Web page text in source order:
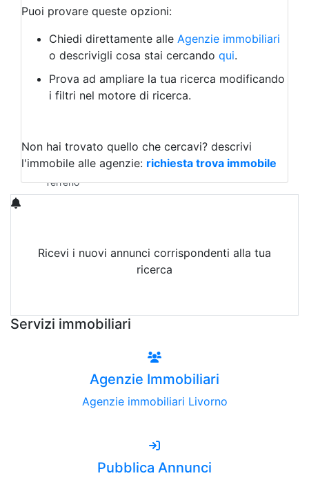
Bar/Ristorante
Albergo
Laboratorio Artigianale
Negozio/locale commerciale
Agriturismo
Magazzini
Qualsiasi
Terreno edificabile
Terreno
Puoi provare queste opzioni:
Chiedi direttamente alle Agenzie immobiliari
o descrivigli cosa stai cercando qui.
Prova ad ampliare la tua ricerca modificando
i filtri nel motore di ricerca.
Non hai trovato quello che cercavi? descrivi
l'immobile alle agenzie: richiesta trova immobile
Ricevi i nuovi annunci corrispondenti alla tua
ricerca
Servizi immobiliari
Agenzie Immobiliari
Agenzie immobiliari Livorno
Pubblica Annunci